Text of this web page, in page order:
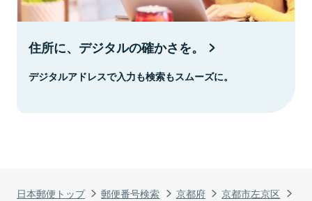
日本郵便トップ 郵便番号検索 京都府
京都市左京区
住所に、デジタルの確かさを。
デジタルアドレスで入力も検索もスムーズに。